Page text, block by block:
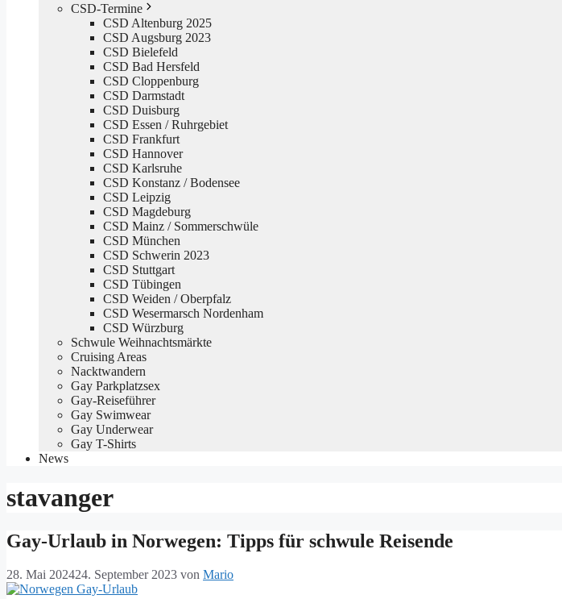
CSD-Termine
CSD Altenburg 2025
CSD Augsburg 2023
CSD Bielefeld
CSD Bad Hersfeld
CSD Cloppenburg
CSD Darmstadt
CSD Duisburg
CSD Essen / Ruhrgebiet
CSD Frankfurt
CSD Hannover
CSD Karlsruhe
CSD Konstanz / Bodensee
CSD Leipzig
CSD Magdeburg
CSD Mainz / Sommerschwüle
CSD München
CSD Schwerin 2023
CSD Stuttgart
CSD Tübingen
CSD Weiden / Oberpfalz
CSD Wesermarsch Nordenham
CSD Würzburg
Schwule Weihnachtsmärkte
Cruising Areas
Nacktwandern
Gay Parkplatzsex
Gay-Reiseführer
Gay Swimwear
Gay Underwear
Gay T-Shirts
News
stavanger
Gay-Urlaub in Norwegen: Tipps für schwule Reisende
28. Mai 202424. September 2023 von Mario